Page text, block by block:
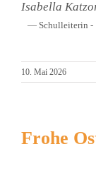
Isa­bel­la
— Schul­lei­te­rin -
10. Mai 2026
Frohe